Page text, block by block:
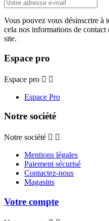
Vous pouvez vous désinscrire à
cela nos informations de
site.
Espace pro
Espace pro  
Espace Pro
Notre société
Notre société  
Mentions légales
Paiement sécurisé
Contactez-nous
Magasins
Votre compte